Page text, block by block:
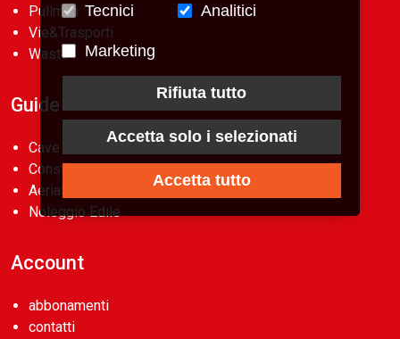
Pullman
Vie&Trasporti
Waste
Guide
Cave d’Italia
Construction Machinery Database
Aerial Work Platforms Database
Noleggio Edile
Account
abbonamenti
contatti
Tecnici Analitici
Marketing
Rifiuta tutto
Accetta solo i selezionati
Accetta tutto